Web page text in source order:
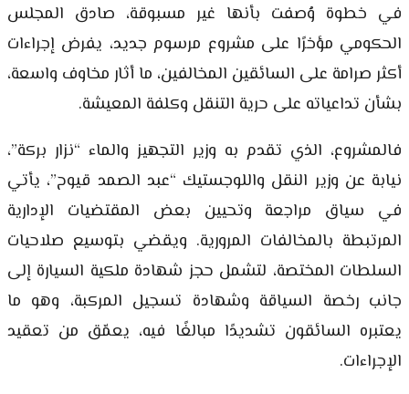
في خطوة وُصفت بأنها غير مسبوقة، صادق المجلس
الحكومي مؤخرًا على مشروع مرسوم جديد، يفرض إجراءات
أكثر صرامة على السائقين المخالفين، ما أثار مخاوف واسعة،
بشأن تداعياته على حرية التنقل وكلفة المعيشة.
فالمشروع، الذي تقدم به وزير التجهيز والماء “نزار بركة”،
نيابة عن وزير النقل واللوجستيك “عبد الصمد قيوح”، يأتي
في سياق مراجعة وتحيين بعض المقتضيات الإدارية
المرتبطة بالمخالفات المرورية. ويقضي بتوسيع صلاحيات
السلطات المختصة، لتشمل حجز شهادة ملكية السيارة إلى
جانب رخصة السياقة وشهادة تسجيل المركبة، وهو ما
يعتبره السائقون تشديدًا مبالغًا فيه، يعمّق من تعقيد
الإجراءات.